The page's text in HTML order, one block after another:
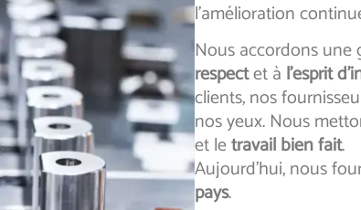
l’amélioration
Nous accordons
respectet à l’esprit
clients, nos
nos yeux. Nous
et letravail bien fait.
Aujourd’hui, nous
pays.